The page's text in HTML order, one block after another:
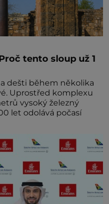
tento sloup už 1
dešti během několika
Uprostřed komplexu
vysoký železný
let odolává počasí